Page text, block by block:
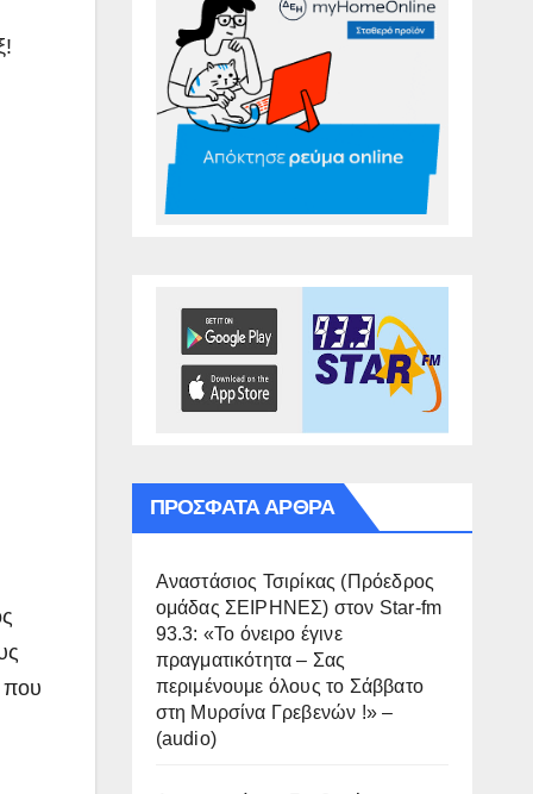
που
ΠΡΌΣΦΑΤΑ ΆΡΘΡΑ
Αναστάσιος Τσιρίκας (Πρόεδρος
ομάδας ΣΕΙΡΗΝΕΣ) στον Star-fm
93.3: «Το όνειρο έγινε
πραγματικότητα – Σας
περιμένουμε όλους το Σάββατο
στη Μυρσίνα Γρεβενών !» –
(audio)